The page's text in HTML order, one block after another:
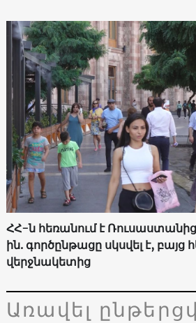
ՀՀ-ն հեռանում է
ին. գործընթացը սկսվել է, բայց
վերջնակետից
Առավել